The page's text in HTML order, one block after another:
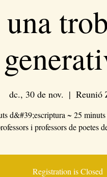
dc., 30 de nov.
  |
Reunió
d&#39;escriptura ~ 25
i professors de poetes
Registration is Closed